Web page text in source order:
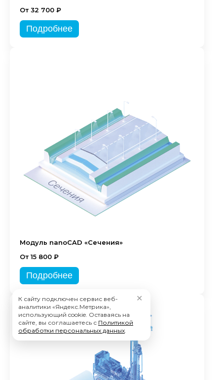
От 32 700 ₽
Подробнее
Модуль nanoCAD «Сечения»
От 15 800 ₽
Подробнее
К сайту подключен сервис веб-
аналитики «Яндекс.Метрика»,
использующий cookie. Оставаясь на
сайте, вы соглашаетесь с Политикой
обработки персональных данных.
✕